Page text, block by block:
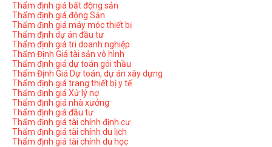
Thẩm định giá bất động sản
Thẩm định giá động Sản
Thẩm định giá máy móc thiết bị
Thẩm định dự án đầu tư
Thẩm định giá tri doanh nghiệp
Thẩm Định Giá tài sản vô hình
Thẩm định giá dự toán gói thầu
Thẩm Định Giá Dự toán, dự án xây dựng
Thẩm định giá trang thiết bị y tế
Thẩm định giá Xử lý nợ
Thẩm định giá nhà xưởng
Thẩm định giá đầu tư
Thẩm định giá tài chính định cư
Thẩm định giá tài chính du lịch
Thẩm định giá tài chính du học